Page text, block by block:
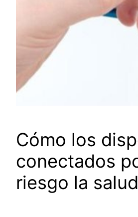
Cómo los
conectados
riesgo la salud